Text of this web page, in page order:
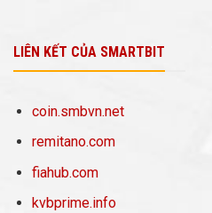
LIÊN KẾT CỦA SMARTBIT
coin.smbvn.net
remitano.com
fiahub.com
kvbprime.info